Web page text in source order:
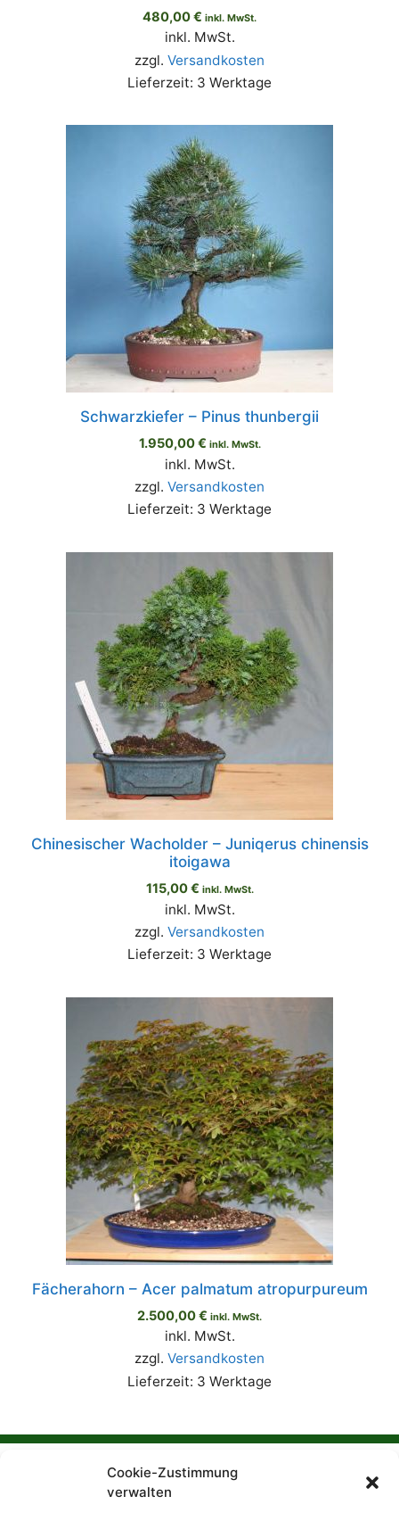
Cookie-Zustimmung
verwalten
480,00€ inkl. MwSt.
inkl. MwSt.
zzgl. Versandkosten
Lieferzeit: 3 Werktage
Schwarzkiefer – Pinus thunbergii
1.950,00€ inkl. MwSt.
inkl. MwSt.
zzgl. Versandkosten
Lieferzeit: 3 Werktage
Chinesischer Wacholder – Juniqerus chinensis
itoigawa
115,00€ inkl. MwSt.
inkl. MwSt.
zzgl. Versandkosten
Lieferzeit: 3 Werktage
Fächerahorn – Acer palmatum atropurpureum
2.500,00€ inkl. MwSt.
inkl. MwSt.
zzgl. Versandkosten
Lieferzeit: 3 Werktage
Frank Bentfeldt ist Anfang September
verstorben. Der Bonsaigarten wird seinen